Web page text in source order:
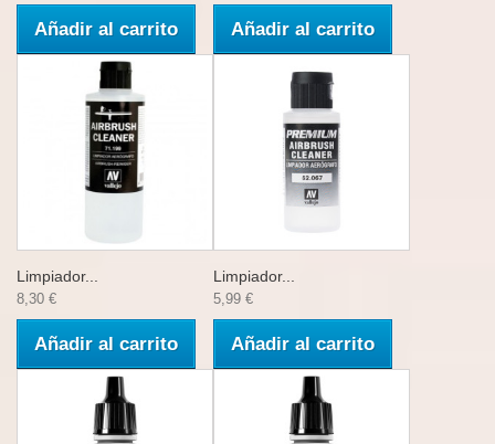
Añadir al carrito Añadir al carrito
Limpiador...
8,30 €
Añadir al carrito
Limpiador...
5,99 €
Añadir al carrito